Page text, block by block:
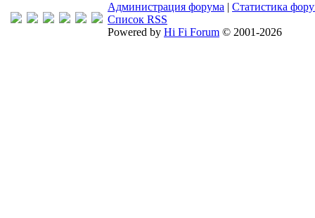
Администрация форума | Статистика
Список RSS
Powered by Hi Fi Forum © 2001-2026